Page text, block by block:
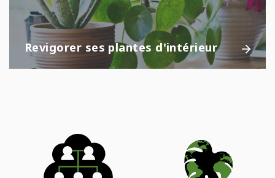
Revigorer ses plantes d'intérieur